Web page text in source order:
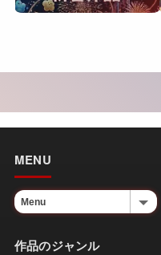
MENU
作品のジャンル